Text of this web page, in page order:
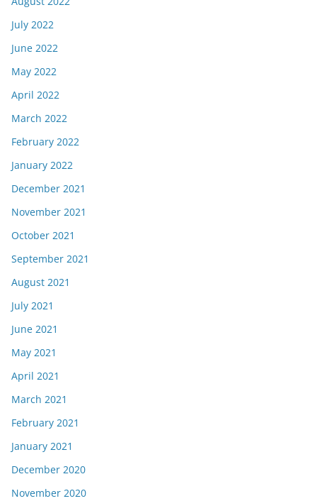
July 2022
June 2022
May 2022
April 2022
March 2022
February 2022
January 2022
December 2021
November 2021
October 2021
September 2021
August 2021
July 2021
June 2021
May 2021
April 2021
March 2021
February 2021
January 2021
December 2020
November 2020